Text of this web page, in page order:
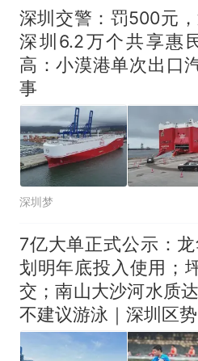
深圳交警：罚500元
深圳6.2万个共享惠
高：小漠港单次出口
事
深圳梦
7亿大单正式公示：
划明年底投入使用；
交；南山大沙河水质
不建议游泳｜深圳区势